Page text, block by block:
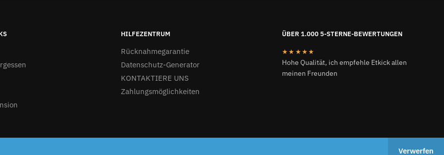
Verwerfen
HILFEZENTRUM
Rücknahmegarantie
Datenschutz-Generator
KONTAKTIERE UNS
Zahlungsmöglichkeiten
ÜBER 1.000 5-STERNE-BEWERTUNGEN
★★★★★
Hohe Qualität, ich empfehle Etkick allen
meinen Freunden